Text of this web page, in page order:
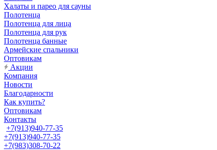
Халаты и парео для сауны
Полотенца
Полотенца для лица
Полотенца для рук
Полотенца банные
Армейские спальники
Оптовикам
Акции
Компания
Новости
Благодарности
Как купить?
Оптовикам
Контакты
+7(913)940-77-35
+7(913)940-77-35
+7(983)308-70-22